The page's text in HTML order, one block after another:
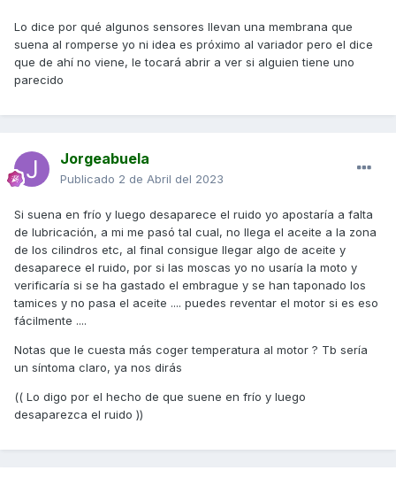
Lo dice por qué algunos sensores llevan una membrana que
suena al romperse yo ni idea es próximo al variador pero el dice
que de ahí no viene, le tocará abrir a ver si alguien tiene uno
parecido
Jorgeabuela
Publicado 2 de Abril del 2023
Si suena en frío y luego desaparece el ruido yo apostaría a falta
de lubricación, a mi me pasó tal cual, no llega el aceite a la zona
de los cilindros etc, al final consigue llegar algo de aceite y
desaparece el ruido, por si las moscas yo no usaría la moto y
verificaría si se ha gastado el embrague y se han taponado los
tamices y no pasa el aceite .... puedes reventar el motor si es eso
fácilmente ....
Notas que le cuesta más coger temperatura al motor ? Tb sería
un síntoma claro, ya nos dirás
(( Lo digo por el hecho de que suene en frío y luego
desaparezca el ruido ))